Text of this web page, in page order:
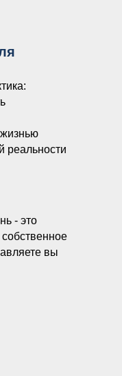
жизнью
реальности
- это
вы